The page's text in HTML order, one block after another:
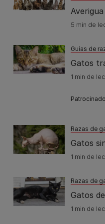
5 min de
Guías de
Gatos
1 min de
Razas de
Gatos
1 min de
Razas de
Gatos
1 min de